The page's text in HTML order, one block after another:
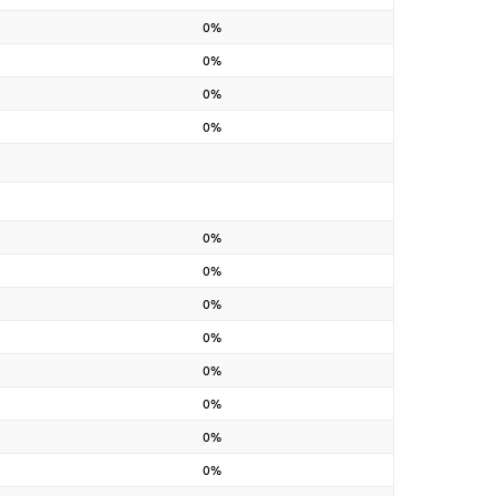
0%
0%
0%
0%
0%
0%
0%
0%
0%
0%
0%
0%